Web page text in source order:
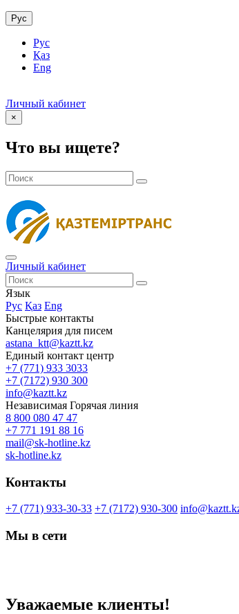
Рус
Рус
Қаз
Eng
Личный кабинет
×
Что вы ищете?
Личный кабинет
Язык
Рус Қаз Eng
Быстрые контакты
Канцелярия для писем
astana_ktt@kaztt.kz
Единый контакт центр
+7 (771) 933 3033
+7 (7172) 930 300
info@kaztt.kz
Независимая Горячая линия
8 800 080 47 47
+7 771 191 88 16
mail@sk-hotline.kz
sk-hotline.kz
Контакты
+7 (771) 933-30-33 +7 (7172) 930-300
Мы в сети
Уважаемые клиенты!